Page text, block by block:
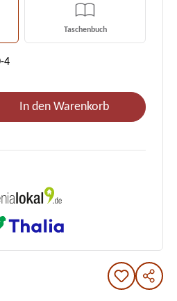
Taschenbuch
4
den gewünschten
In den Warenkorb